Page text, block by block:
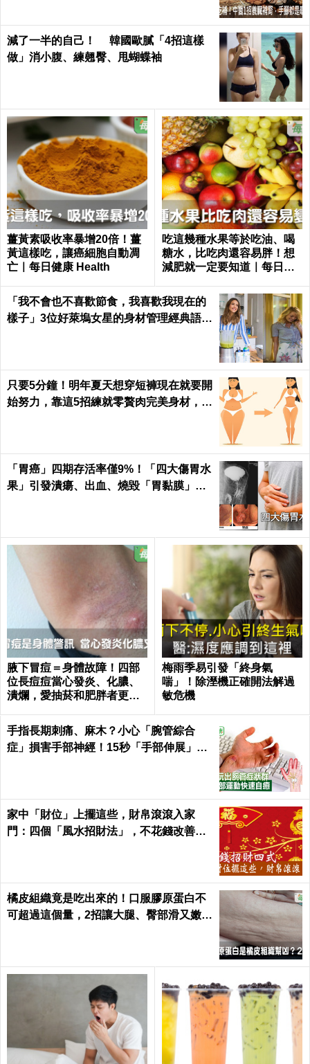
減了一半的自己！ 韓國歐膩「4招這樣
做」消小腹、練翹臀、甩蝴蝶袖
薑黃素吸收率暴增20倍！薑
黃這樣吃，讓癌細胞自動凋
亡｜每日健康 Health
吃這幾種水果等於吃油、喝
糖水，比吃肉還容易胖！想
減肥就一定要知道｜每日健
「我不會也不喜歡節食，我喜歡我現在的
樣子」3位好萊塢女星的身材管理經典語
只要5分鐘！明年夏天想穿短褲現在就要開
始努力，靠這5招練就零贅肉完美身材，怎
「胃癌」四期存活率僅9%！「四大傷胃水
果」引發潰瘍、出血、燒毀「胃黏膜」不
腋下冒痘＝身體故障！四部
位長痘痘當心發炎、化膿、
潰爛，愛抽菸和肥胖者更要
梅雨季易引發「終身氣
喘」！除溼機正確開法解過
敏危機
手指長期刺痛、麻木？小心「腕管綜合
症」損害手部神經！15秒「手部伸展」這
家中「財位」上擺這些，財帛滾滾入家
門：四個「風水招財法」，不花錢改善全
橘皮組織竟是吃出來的！口服膠原蛋白不
可超過這個量，2招讓大腿、臀部滑又嫩｜